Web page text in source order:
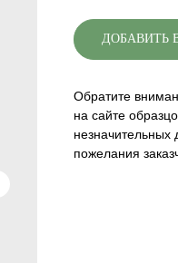
ДОБАВИТЬ
Обратите
на сайте
незначительных
пожелания